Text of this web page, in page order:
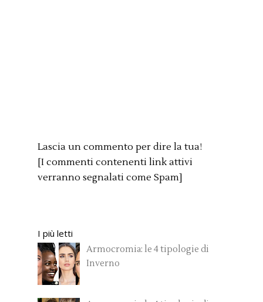
Lascia un commento per dire la tua!
[I commenti contenenti link attivi
verranno segnalati come Spam]
I più letti
Armocromia: le 4 tipologie di
Inverno